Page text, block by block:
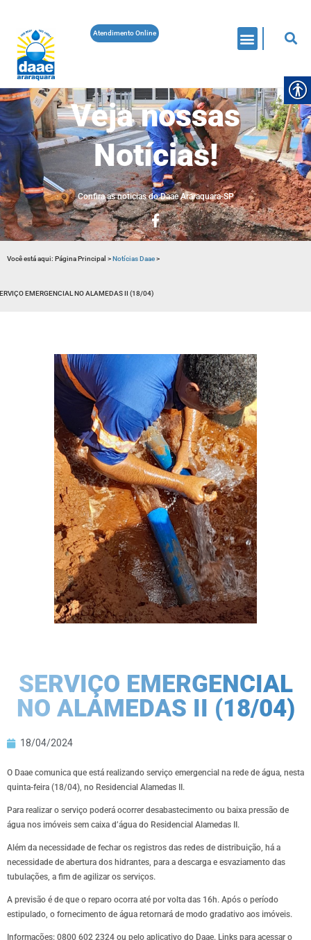
Atendimento Online
Veja nossas
Notícias!
Confira as noticias do Daae Araraquara-SP
Você está aqui: Página Principal >Notícias Daae>
EMERGENCIAL NO ALAMEDAS II (18/04)
SERVIÇO EMERGENCIAL
NO ALAMEDAS II (18/04)
18/04/2024
O Daae comunica que está realizando serviço emergencial na rede de água, nesta
quinta-feira (18/04), no Residencial Alamedas II.
Para realizar o serviço poderá ocorrer desabastecimento ou baixa pressão de
água nos imóveis sem caixa d’água do Residencial Alamedas II.
Além da necessidade de fechar os registros das redes de distribuição, há a
necessidade de abertura dos hidrantes, para a descarga e esvaziamento das
tubulações, a fim de agilizar os serviços.
A previsão é de que o reparo ocorra até por volta das 16h. Após o período
estipulado, o fornecimento de água retornará de modo gradativo aos imóveis.
Informações: 0800 602 2324 ou pelo aplicativo do Daae. Links para acessar o